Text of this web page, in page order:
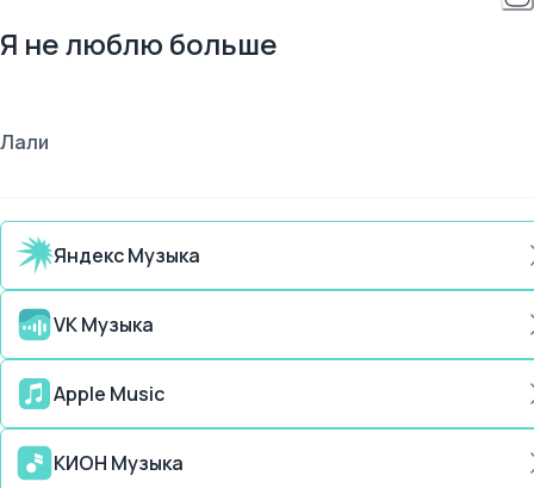
Я не люблю больше
Лали
Яндекс Музыка
VK Музыка
Apple Music
КИОН Музыка